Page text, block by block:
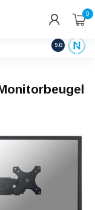
0
Incl. btw
Hoge
9.0